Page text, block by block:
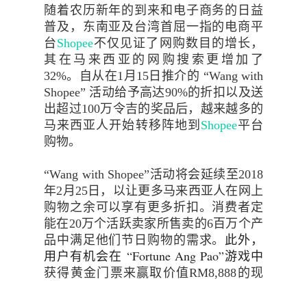
随着农历新年的到来和电子商务的日益
普及，东南亚及台湾首屈一指的电商平
台Shopee不仅见证了网购数目的增长，
其在马来西亚的网购搜索更增加了
32%。自从在1 月 15 日推介的 “Wang with
Shopee” 活动给予高达90%的折扣以及送
出超过100万令吉的奖品后，越来越多的
马来西亚人开始转移阵地到 Shopee平台
购物。
“Wang with Shopee”活动将会延续至2018
年2 月 25日 ，以让更多马来西亚人在网上
购物之余可以享有更多折扣。 消费者定
能在20万个活跃卖家所售卖的6百万个产
品中满足他们节日购物的需求。 此外，
用户有机会在 “Fortune Ang Pao”游戏中
获得黄金门票来赢取价值RM8,888的现